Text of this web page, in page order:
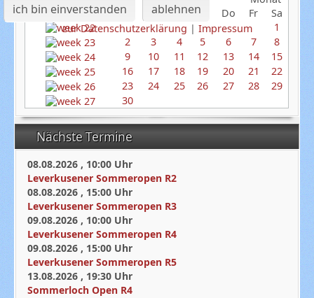
So
Mo Di Mi Do Fr
Sa
1
2
3 4 5 6 7
8
9
10 11 12 13 14
15
16
17 18 19 20 21
22
23
24 25 26 27 28
29
30
Nächste Termine
08.08.2026 , 10:00 Uhr
Leverkusener Sommeropen R2
08.08.2026 , 15:00 Uhr
Leverkusener Sommeropen R3
09.08.2026 , 10:00 Uhr
Leverkusener Sommeropen R4
09.08.2026 , 15:00 Uhr
Leverkusener Sommeropen R5
13.08.2026 , 19:30 Uhr
Sommerloch Open R4
ich bin einverstanden ablehnen
zur Datenschutzerklärung | Impressum